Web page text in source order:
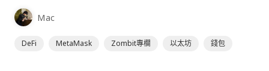
為插件使用，具備許多功能且使用上非常方便。
Mac
DeFi MetaMask Zombit專欄 以太坊 錢包